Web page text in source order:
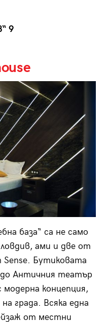
9
база“ са не само
ами и две от
Бутиковата
Античния театър
модерна концепция,
града. Всяка една
от местни